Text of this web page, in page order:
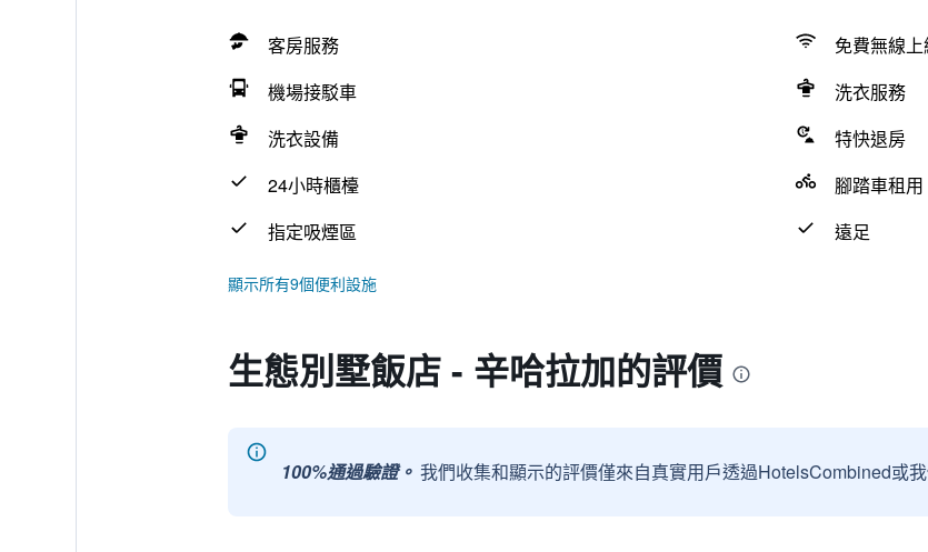
客房服務
免費無線上
機場接駁車
洗衣服務
洗衣設備
特快退房
24小時櫃檯
腳踏車租用
指定吸煙區
遠足
顯示所有9個便利設施
生態別墅飯店 - 辛哈拉加的評價
100%通過驗證。 我們收集和顯示的評價僅來自真實用戶透過HotelsCombined或